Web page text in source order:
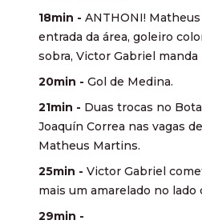
18min - ANTHONI!
entrada da área, goleiro
sobra, Victor Gabriel manda
20min - Gol de Medina.
21min - Duas trocas no
Joaquín Correa nas vagas
Matheus Martins.
25min - Victor Gabriel
mais um amarelado no lado
29min -